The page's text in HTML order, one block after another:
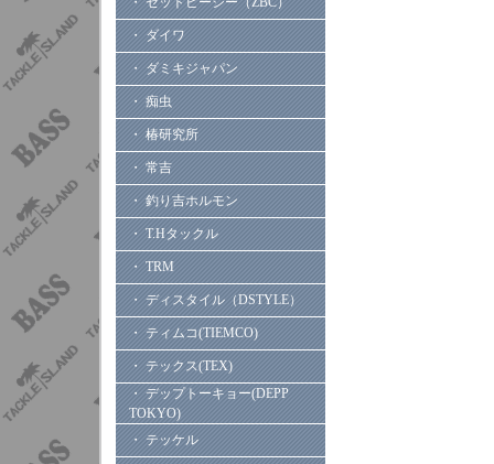
・ ダイワ
・ ダミキジャパン
・ 痴虫
・ 椿研究所
・ 常吉
・ 釣り吉ホルモン
・ T.Hタックル
・ TRM
・ ディスタイル（DSTYLE）
・ ティムコ(TIEMCO)
・ テックス(TEX)
・ デップトーキョー(DEPP
TOKYO)
・ テッケル